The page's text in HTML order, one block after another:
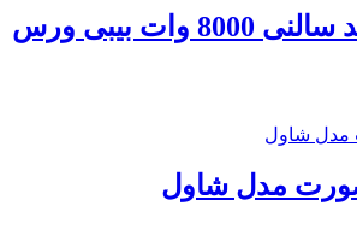
سشوار قدرتمند سالنی 8000 وات بیبی ورس
مدل شاول